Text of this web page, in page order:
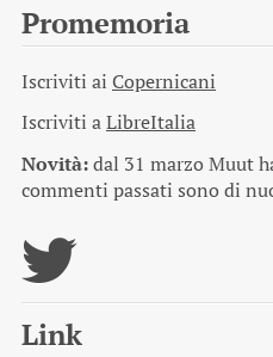
Promemoria
Iscriviti ai Copernicani
Iscriviti aLibreItalia
Novità:dal 31 marzo Muut
commenti passati sono di
Link